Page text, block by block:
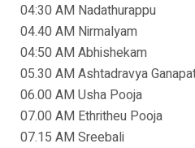
04:30 AM Nadathurappu
04.40 AM Nirmalyam
04:50 AM Abhishekam
05.30 AM Ashtadravya
06.00 AM Usha Pooja
07.00 AM Ethritheu Pooja
07.15 AM Sreebali